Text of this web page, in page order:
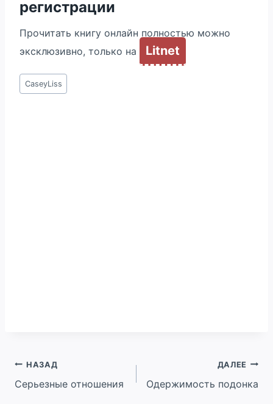
регистрации
Прочитать книгу онлайн полностью можно
эксклюзивно, только на
Litnet
Метки
записи:
CaseyLiss
Навигация
по
НАЗАД
Серьезные отношения
ДАЛЕЕ
Одержимость подонка